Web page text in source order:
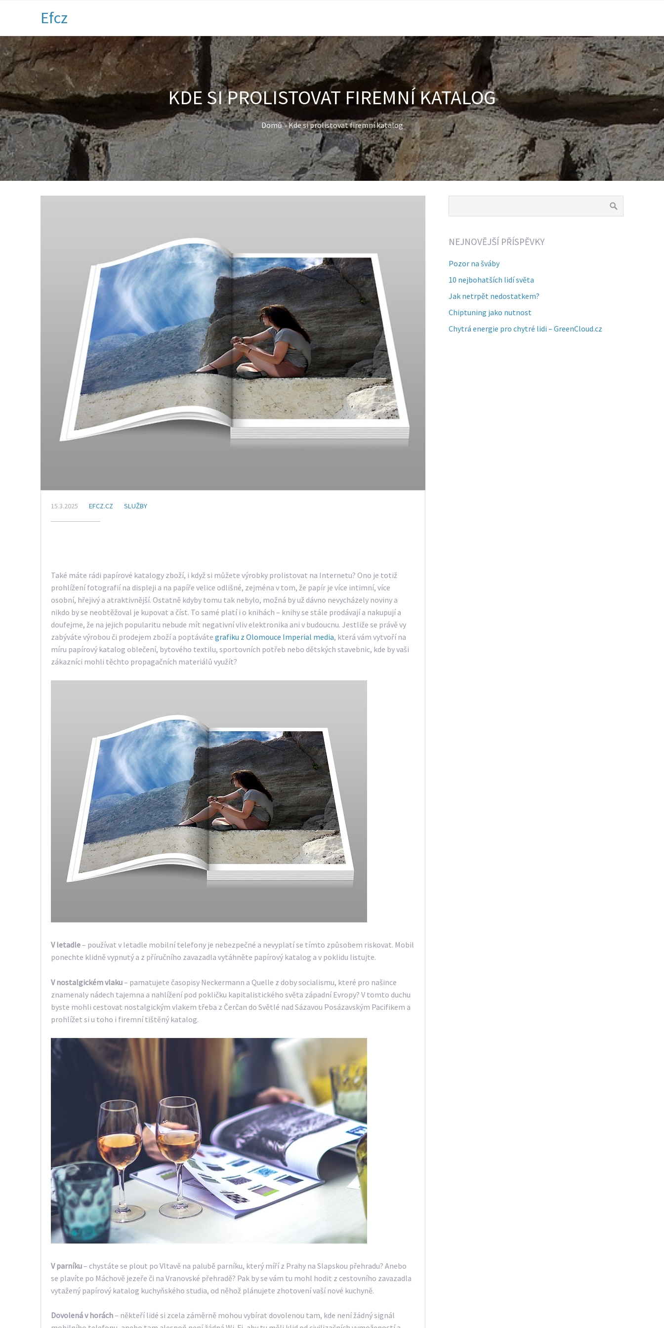
Efcz
KDE SI PROLISTOVAT FIREMNÍ KATALOG
Domů»Kde si prolistovat firemní katalog
15.3.2025 EFCZ.CZ SLUŽBY
Také máte rádi papírové katalogy zboží, i když si můžete výrobky prolistovat na Internetu? Ono je totiž
prohlížení fotografií na displeji a na papíře velice odlišné, zejména v tom, že papír je více intimní, více
osobní, hřejivý a atraktivnější. Ostatně kdyby tomu tak nebylo, možná by už dávno nevycházely noviny a
nikdo by se neobtěžoval je kupovat a číst. To samé platí i o knihách – knihy se stále prodávají a nakupují a
doufejme, že na jejich popularitu nebude mít negativní vliv elektronika ani v budoucnu. Jestliže se právě vy
zabýváte výrobou či prodejem zboží a poptáváte grafiku z Olomouce Imperial media, která vám vytvoří na
míru papírový katalog oblečení, bytového textilu, sportovních potřeb nebo dětských stavebnic, kde by vaši
zákazníci mohli těchto propagačních materiálů využít?
V letadle– používat v letadle mobilní telefony je nebezpečné a nevyplatí se tímto způsobem riskovat. Mobil
ponechte klidně vypnutý a z příručního zavazadla vytáhněte papírový katalog a v poklidu listujte.
V nostalgickém vlaku– pamatujete časopisy Neckermann a Quelle z doby socialismu, které pro našince
znamenaly nádech tajemna a nahlížení pod pokličku kapitalistického světa západní Evropy? V tomto duchu
byste mohli cestovat nostalgickým vlakem třeba z Čerčan do Světlé nad Sázavou Posázavským Pacifikem a
prohlížet si u toho i firemní tištěný katalog.
V parníku– chystáte se plout po Vltavě na palubě parníku, který míří z Prahy na Slapskou přehradu? Anebo
se plavíte po Máchově jezeře či na Vranovské přehradě? Pak by se vám tu mohl hodit z cestovního zavazadla
vytažený papírový katalog kuchyňského studia, od něhož plánujete zhotovení vaší nové kuchyně.
Dovolená v horách– někteří lidé si zcela záměrně mohou vybírat dovolenou tam, kde není žádný signál
NEJNOVĚJŠÍ PŘÍSPĚVKY
Pozor na šváby
10 nejbohatších lidí světa
Jak netrpět nedostatkem?
Chiptuning jako nutnost
Chytrá energie pro chytré lidi – GreenCloud.cz